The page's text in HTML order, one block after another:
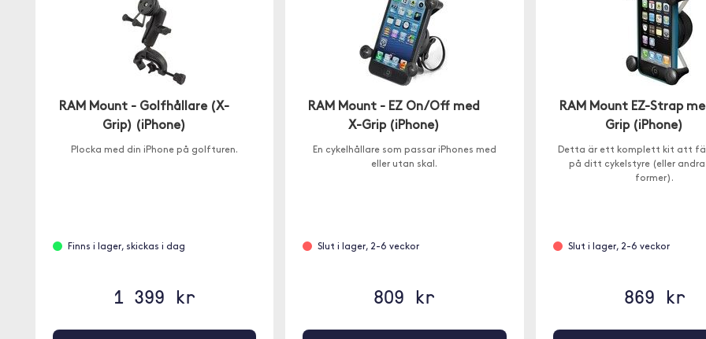
RAM Mount - Golfhållare (X-
Grip) (iPhone)
Plocka med din iPhone på golfturen.
Finns i lager, skickas i dag
1 399 kr
RAM Mount - EZ On/Off med
X-Grip (iPhone)
En cykelhållare som passar iPhones med
eller utan skal.
Slut i lager, 2-6 veckor
809 kr
RAM Mount EZ-Strap
Grip (iPhone)
Detta är ett komplett kit att
på ditt cykelstyre (eller
former).
Slut i lager, 2-6 veckor
869 kr